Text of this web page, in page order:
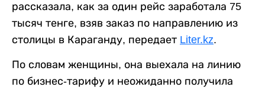
рассказала, как за один рейс заработала 75
тысяч тенге, взяв заказ по направлению из
столицы в Караганду, передает Liter.kz.
По словам женщины, она выехала на линию
по бизнес-тарифу и неожиданно получила